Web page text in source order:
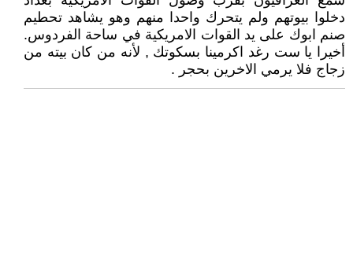
دخلوا بيوتهم ولم يتحرك واحدا منهم وهو يشاهد تحطيم
صنم ابوك على يد القوات الامريكية في ساحة الفردوس.
أخيرا يا ست رغد اكرمينا بسكوتك , لأنه من كان بيته من
زجاج فلا يرمي الاخرين بحجر .